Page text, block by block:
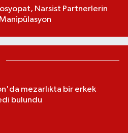
Narsist Partnerlerin
mezarlıkta bir erkek
bulundu